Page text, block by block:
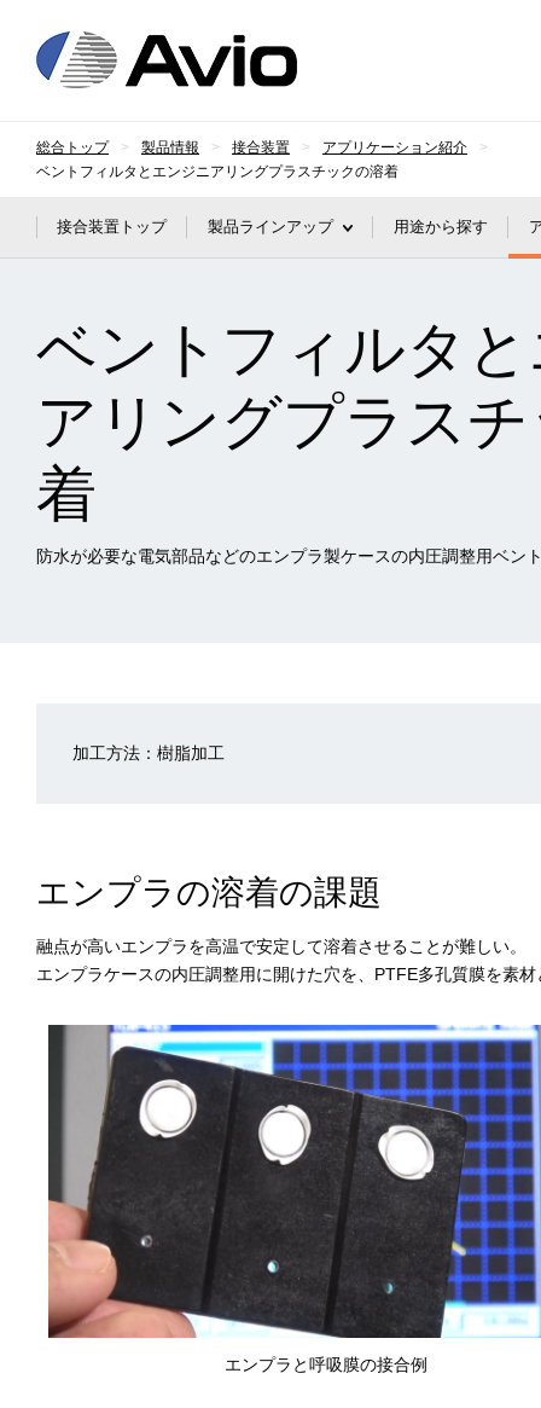
総合トップ 製品情報 接合装置
アプリケーション紹介
ベントフィルタとエンジニアリングプラスチックの溶着
接合装置トップ 製品ラインアップ 用途から探す
ベントフィルタ
アリングプラス
着
防水が必要な電気部品などのエンプラ製ケースの内圧調整用ベン
加工方法：樹脂加工
エンプラの溶着の課題
融点が高いエンプラを高温で安定して溶着させることが難しい。
エンプラケースの内圧調整用に開けた穴を、PTFE多孔質膜を素
エンプラと呼吸膜の接合例